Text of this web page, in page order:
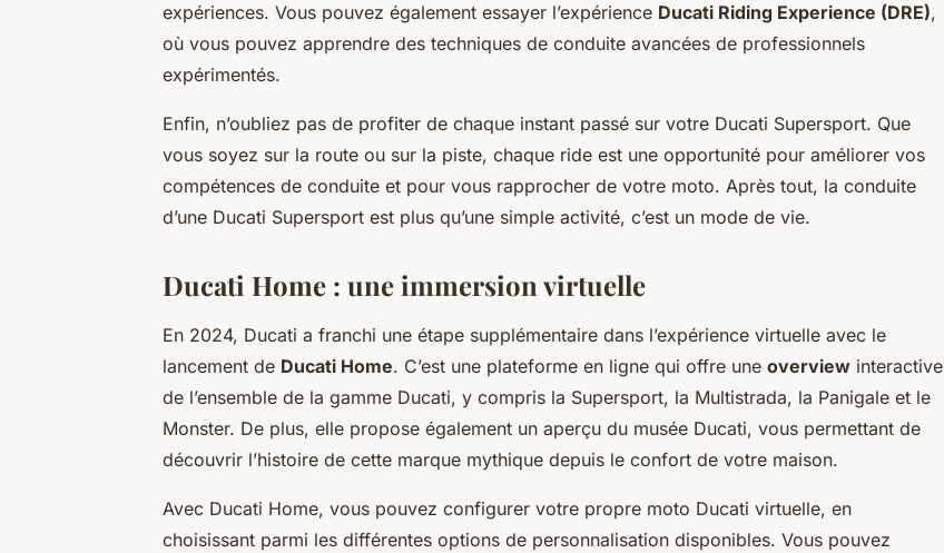
expériences. Vous pouvez également essayer l’expérience Ducati Riding Experience (DRE),
où vous pouvez apprendre des techniques de conduite avancées de professionnels
expérimentés.
Enfin, n’oubliez pas de profiter de chaque instant passé sur votre Ducati Supersport. Que
vous soyez sur la route ou sur la piste, chaque ride est une opportunité pour améliorer vos
compétences de conduite et pour vous rapprocher de votre moto. Après tout, la conduite
d’une Ducati Supersport est plus qu’une simple activité, c’est un mode de vie.
Ducati Home : une immersion virtuelle
En 2024, Ducati a franchi une étape supplémentaire dans l’expérience virtuelle avec le
lancement de Ducati Home. C’est une plateforme en ligne qui offre une overview interactive
de l’ensemble de la gamme Ducati, y compris la Supersport, la Multistrada, la Panigale et le
Monster. De plus, elle propose également un aperçu du musée Ducati, vous permettant de
découvrir l’histoire de cette marque mythique depuis le confort de votre maison.
Avec Ducati Home, vous pouvez configurer votre propre moto Ducati virtuelle, en
choisissant parmi les différentes options de personnalisation disponibles. Vous pouvez